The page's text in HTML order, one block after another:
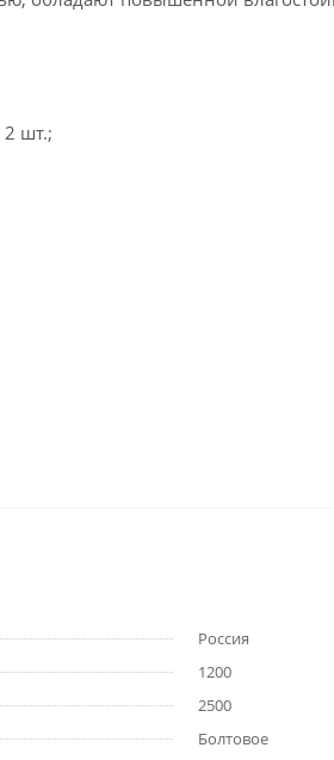
2 шт.;
Россия
1200
2500
Болтовое